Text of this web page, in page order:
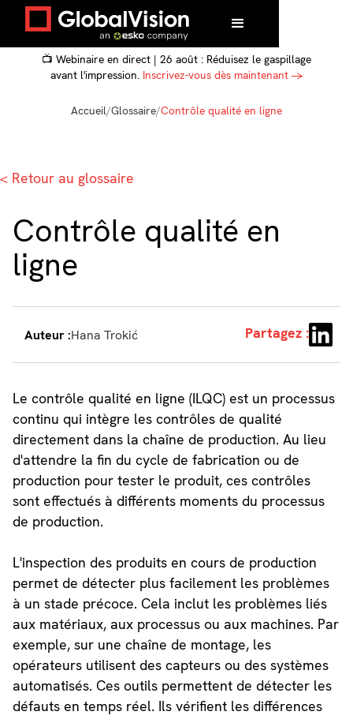
📺 Webinaire en direct | 26 août : Réduisez le gaspillage
avant l'impression. Inscrivez-vous dès maintenant →
Accueil/Glossaire/Contrôle qualité en ligne
< Retour au glossaire
Contrôle qualité en
ligne
Auteur :Hana Trokić Partagez :
Le contrôle qualité en ligne (ILQC) est un processus
continu qui intègre les contrôles de qualité
directement dans la chaîne de production. Au lieu
d'attendre la fin du cycle de fabrication ou de
production pour tester le produit, ces contrôles
sont effectués à différents moments du processus
de production.
L'inspection des produits en cours de production
permet de détecter plus facilement les problèmes
à un stade précoce. Cela inclut les problèmes liés
aux matériaux, aux processus ou aux machines. Par
exemple, sur une chaîne de montage, les
opérateurs utilisent des capteurs ou des systèmes
automatisés. Ces outils permettent de détecter les
défauts en temps réel. Ils vérifient les différences